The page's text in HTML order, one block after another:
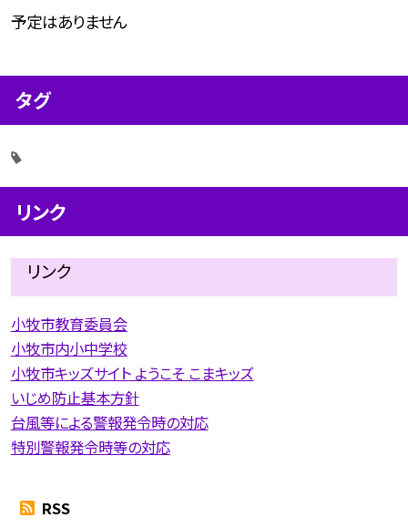
予定はありません
タグ
リンク
リンク
小牧市教育委員会
小牧市内小中学校
小牧市キッズサイト ようこそ こまキッズ
いじめ防止基本方針
台風等による警報発令時の対応
特別警報発令時等の対応
RSS